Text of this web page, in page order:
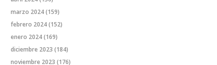
marzo 2024(159)
febrero 2024(152)
enero 2024(169)
diciembre 2023 (184)
noviembre 2023 (176)